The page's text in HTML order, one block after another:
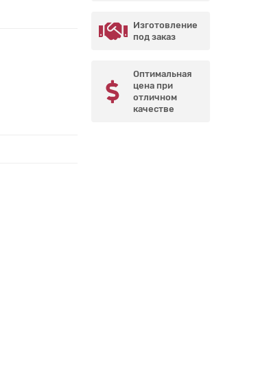
Изготовление
под заказ
Оптимальная
цена при
отличном
качестве